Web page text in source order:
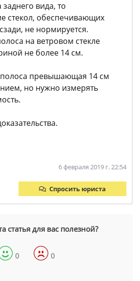
вида, то
стекол, обеспечивающих
не нормируется.
на ветровом стекле
не более 14 см.
превышающая 14 см
но нужно измерять
6 февраля 2019 г. 22:54
Спросить юриста
статья для вас полезной?
0 0